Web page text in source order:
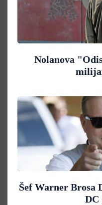
Nolanova
Šef Warner Brosa
DC